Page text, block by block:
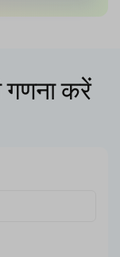
गणना करें